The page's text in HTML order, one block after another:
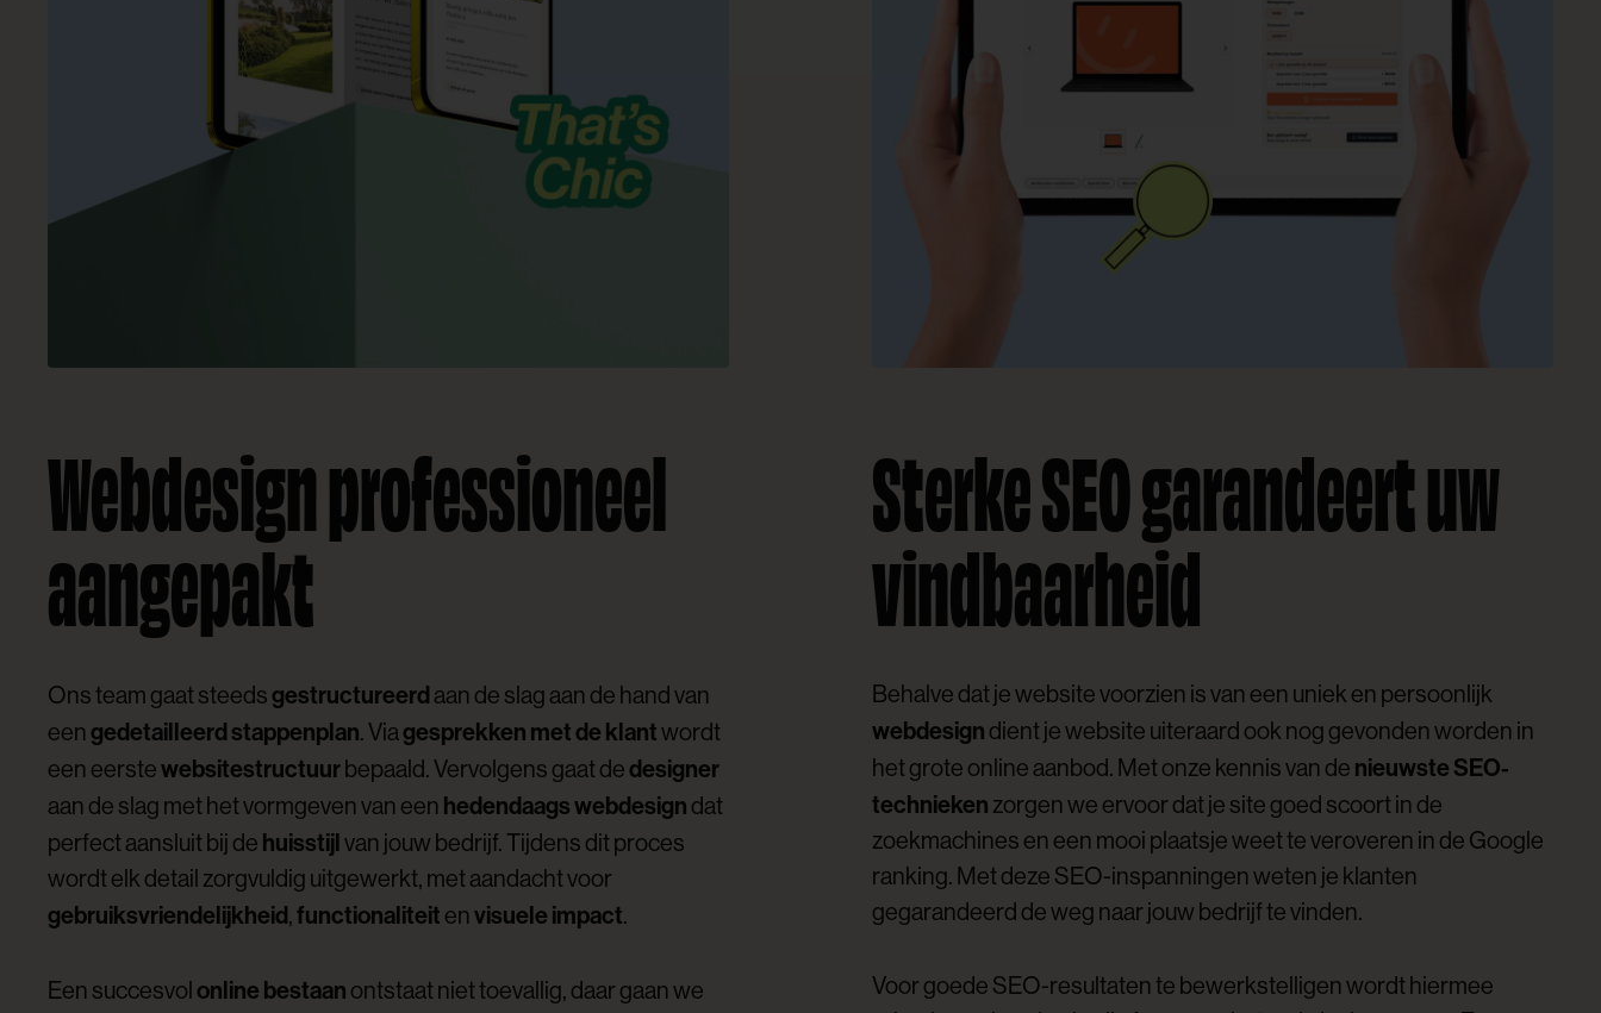
Webdesign professioneel
aangepakt
Ons team gaat steedsgestructureerd aan de slag aan de hand van
eengedetailleerd stappenplan. Viagesprekken met de klantwordt
een eerstewebsitestructuurbepaald. Vervolgens gaat dedesigner
aan de slag met het vormgeven van een hedendaags webdesign dat
perfect aansluit bij de huisstijlvan jouw bedrijf. Tijdens dit proces
wordt elk detail zorgvuldig uitgewerkt, met aandacht voor
gebruiksvriendelijkheid,functionaliteit envisuele impact.
Een succesvolonline bestaan ontstaat niet toevallig, daar gaan we
Sterke SEO garandeert uw
vindbaarheid
Behalve dat je website voorzien is van een uniek en persoonlijk
webdesign dient je website uiteraard ook nog gevonden worden in
het grote online aanbod. Met onze kennis van de nieuwste SEO-
technieken zorgen we ervoor dat je site goed scoort in de
zoekmachines en een mooi plaatsje weet te veroveren in de Google
ranking. Met deze SEO-inspanningen weten je klanten
gegarandeerd de weg naar jouw bedrijf te vinden.
Voor goede SEO-resultaten te bewerkstelligen wordt hiermee